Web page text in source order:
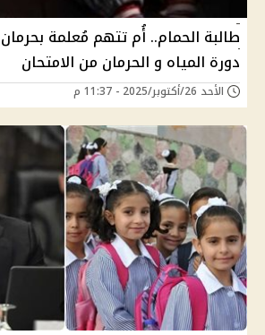
طالبة الحمام.. أُم تتهم مُعلمة
دورة المياه و الحرمان من الامتحان
الأحد 26/أكتوبر/2025 - 11:37 م